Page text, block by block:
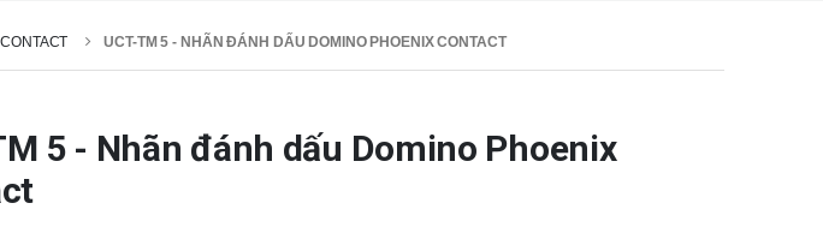
UCT-TM 5 - NHÃN ĐÁNH DẤU DOMINO PHOENIX CONTACT
5 - Nhãn đánh dấu Domino Phoenix